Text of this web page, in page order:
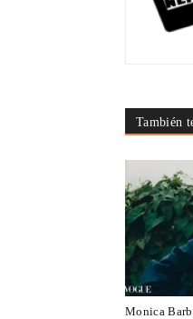
También
Monica